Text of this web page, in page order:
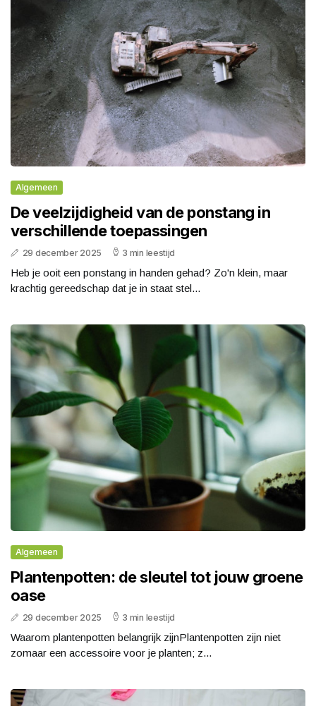
Algemeen
De veelzijdigheid van de ponstang in
verschillende toepassingen
29 december 2025 3 min leestijd
Heb je ooit een ponstang in handen gehad? Zo'n klein, maar
krachtig gereedschap dat je in staat stel...
Algemeen
Plantenpotten: de sleutel tot jouw groene
oase
29 december 2025 3 min leestijd
Waarom plantenpotten belangrijk zijnPlantenpotten zijn niet
zomaar een accessoire voor je planten; z...